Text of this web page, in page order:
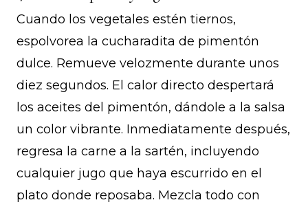
Cuando los vegetales estén tiernos,
espolvorea la cucharadita de pimentón
dulce. Remueve velozmente durante unos
diez segundos. El calor directo despertará
los aceites del pimentón, dándole a la salsa
un color vibrante. Inmediatamente después,
regresa la carne a la sartén, incluyendo
cualquier jugo que haya escurrido en el
plato donde reposaba. Mezcla todo con